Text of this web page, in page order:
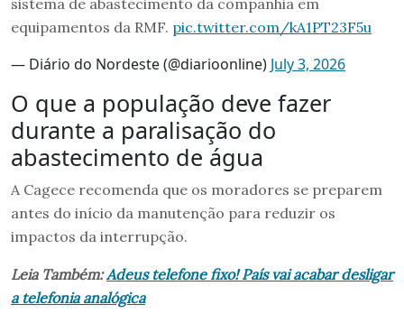
equipamentos da RMF. pic.twitter.com/kA1PT23F5u
— Diário do Nordeste (@diarioonline) July 3, 2026
O que a população deve fazer
durante a paralisação do
abastecimento de água
A Cagece recomenda que os moradores se preparem
antes do início da manutenção para reduzir os
impactos da interrupção.
Leia Também:Adeus telefone fixo! País vai acabar desligar
a telefonia analógica